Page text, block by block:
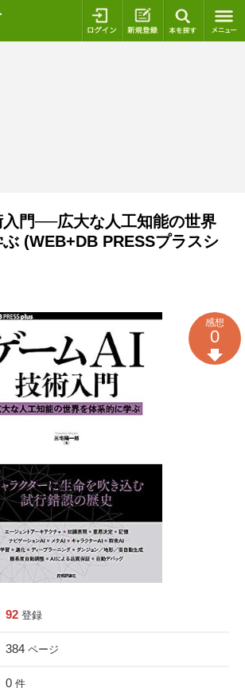
ログイン 新規登録
門──広大な人工知能の世界
(WEB+DB PRESSプラスシ
92 登録
384 ページ
0 件
感想
0